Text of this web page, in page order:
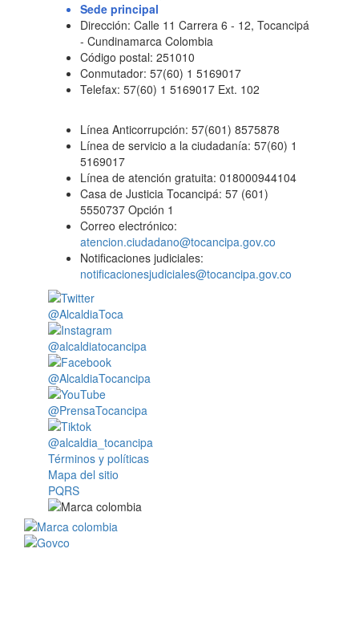
Sede principal
Dirección: Calle 11 Carrera 6 - 12, Tocancipá
- Cundinamarca Colombia
Código postal: 251010
Conmutador: 57(60) 1 5169017
Telefax: 57(60) 1 5169017 Ext. 102
Línea Anticorrupción: 57(601) 8575878
Línea de servicio a la ciudadanía: 57(60) 1
5169017
Línea de atención gratuita: 018000944104
Casa de Justicia Tocancipá: 57 (601)
5550737 Opción 1
Correo electrónico:
atencion.ciudadano@tocancipa.gov.co
Notificaciones judiciales:
notificacionesjudiciales@tocancipa.gov.co
@AlcaldiaToca
@alcaldiatocancipa
@AlcaldiaTocancipa
@PrensaTocancipa
@alcaldia_tocancipa
Términos y políticas
Mapa del sitio
PQRS